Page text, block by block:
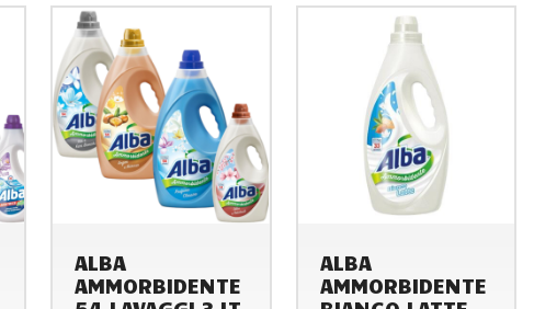
ALBA
AMMORBIDENTE
ALBA
AMMORBIDENTE